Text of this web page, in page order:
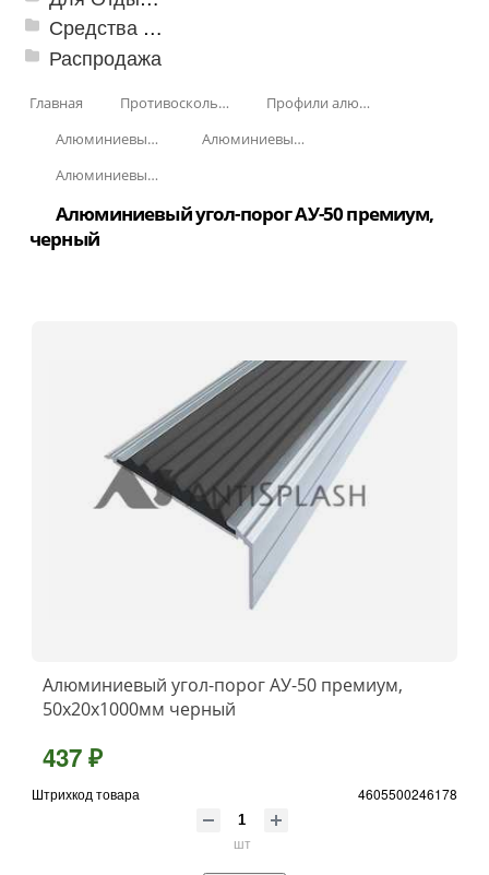
Средства от насекомых и садовых вредителей
Распродажа
Главная Противоскользящая защита для лестниц, профили, ленты
Профили алюминиевые с резиновой вставкой
Алюминиевый угол-порог с резиновой вставкой
Алюминиевый угол-порог АУ-50 премиум
Алюминиевый угол-порог АУ-50, мм Без покрытия
Алюминиевый угол-порог АУ-50 премиум,
черный
Алюминиевый угол-порог АУ-50 премиум,
50x20x1000мм черный
437 ₽
Штрихкод товара 4605500246178
шт